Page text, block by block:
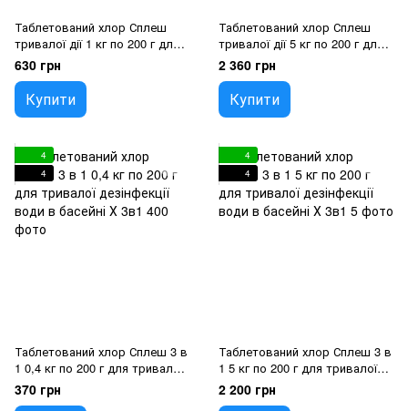
Таблетований хлор Сплеш
тривалої дії 1 кг по 200 г для
дезінфекції води в басейні
630 грн
Купити
Таблетований хлор Сплеш
тривалої дії 5 кг по 200 г для
дезінфекції води в басейні
2 360 грн
Купити
4
4
Таблетований хлор Сплеш 3 в
1 0,4 кг по 200 г для тривалої
дезінфекції води в басейні
370 грн
4
4
Таблетований хлор Сплеш 3 в
1 5 кг по 200 г для тривалої
дезінфекції води в басейні
2 200 грн